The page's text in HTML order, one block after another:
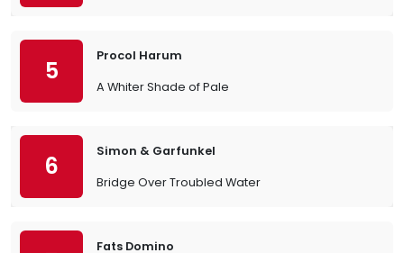
5
Procol Harum
A Whiter Shade of Pale
6
Simon & Garfunkel
Bridge Over Troubled Water
Fats Domino